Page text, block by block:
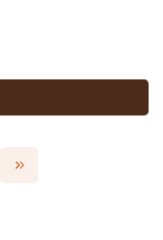
Przejdź do ostatniej